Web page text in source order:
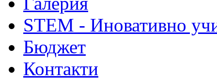
STEM - Иновативно
Бюджет
Контакти